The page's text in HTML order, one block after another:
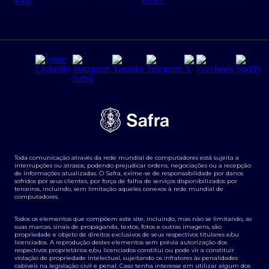
Regras e Parâmetros de Atuação Banco Safra
Segurança da Informação
Tarifas e serviços Pessoa Física
Transparência de remuneração
Termos e Condições para Portabilidade de Investimento
Derivativos
Agronegócios
Toda comunicação através da rede mundial de computadores está sujeita a
interrupções ou atrasos, podendo prejudicar ordens, negociações ou a recepção
de informações atualizadas. O Safra, exime-se de responsabilidade por danos
sofridos por seus clientes, por força de falha de serviços disponibilizados por
terceiros, incluindo, sem limitação aqueles conexos à rede mundial de
computadores.
Todos os elementos que compõem este site, incluindo, mas não se limitando, as
suas marcas, sinais de propaganda, textos, fotos e outras imagens, são
propriedade e objeto de direitos exclusivos de seus respectivos titulares e/ou
licenciados. A reprodução destes elementos sem prévia autorização dos
respectivos proprietários e/ou licenciados constitui ou pode vir a constituir
violação de propriedade intelectual, sujeitando os infratores às penalidades
cabíveis na legislação civil e penal. Caso tenha interesse em utilizar algum dos